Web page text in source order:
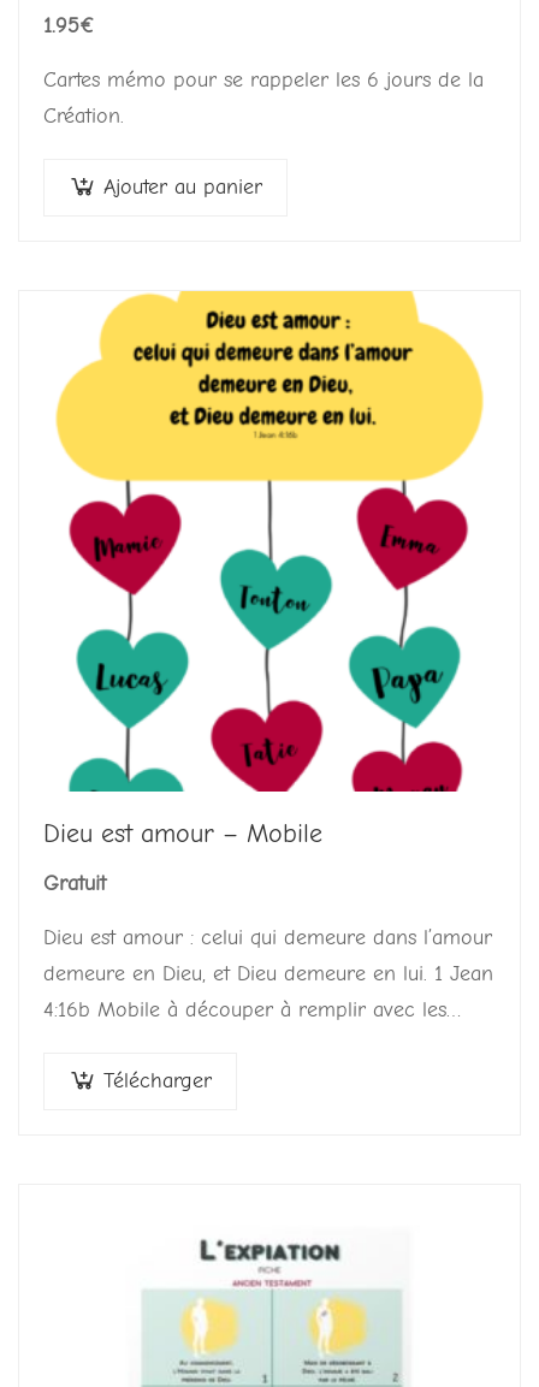
1.95€
Cartes mémo pour se rappeler les 6 jours de la
Création.
Ajouter au panier
Dieu est amour – Mobile
Gratuit
Dieu est amour : celui qui demeure dans l’amour
demeure en Dieu, et Dieu demeure en lui. 1 Jean
4:16b Mobile à découper à remplir avec les
Télécharger